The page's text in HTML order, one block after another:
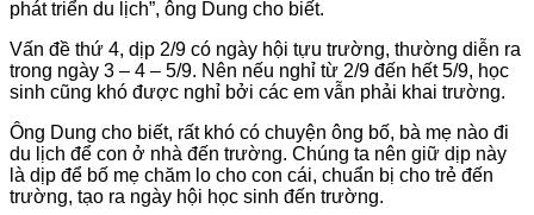
phát triển du lịch”, ông Dung cho biết.
Vấn đề thứ 4, dịp 2/9 có ngày hội tựu trường, thường diễn ra
trong ngày 3 – 4 – 5/9. Nên nếu nghỉ từ 2/9 đến hết 5/9, học
sinh cũng khó được nghỉ bởi các em vẫn phải khai trường.
Ông Dung cho biết, rất khó có chuyện ông bố, bà mẹ nào đi
du lịch để con ở nhà đến trường. Chúng ta nên giữ dịp này
là dịp để bố mẹ chăm lo cho con cái, chuẩn bị cho trẻ đến
trường, tạo ra ngày hội học sinh đến trường.